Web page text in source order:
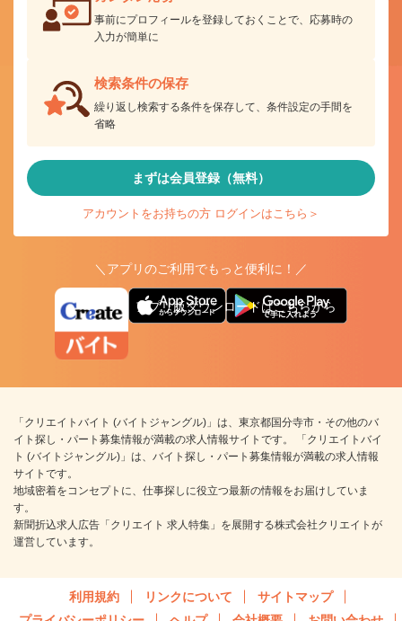
事前にプロフィールを登録しておくことで、応募時の
入力が簡単に
検索条件の保存
繰り返し検索する条件を保存して、条件設定の手間を
省略
まずは会員登録（無料）
アカウントをお持ちの方 ログインはこちら＞
＼アプリのご利用でもっと便利に！／
アプリ版ダウンロードはこちらから
「クリエイトバイト (バイトジャングル)」は、東京都国分寺市・その他のバ
イト探し・パート募集情報が満載の求人情報サイトです。 「クリエイトバイ
ト (バイトジャングル)」は、バイト探し・パート募集情報が満載の求人情報
サイトです。
地域密着をコンセプトに、仕事探しに役立つ最新の情報をお届けしていま
す。
新聞折込求人広告「クリエイト 求人特集」を展開する株式会社クリエイトが
運営しています。
利用規約 リンクについて
サイトマップ